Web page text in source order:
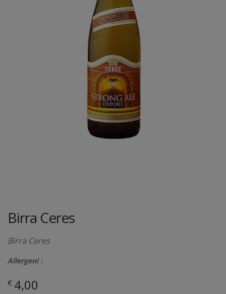
Birra Ceres
Birra Ceres
Allergeni :
€ 4,00